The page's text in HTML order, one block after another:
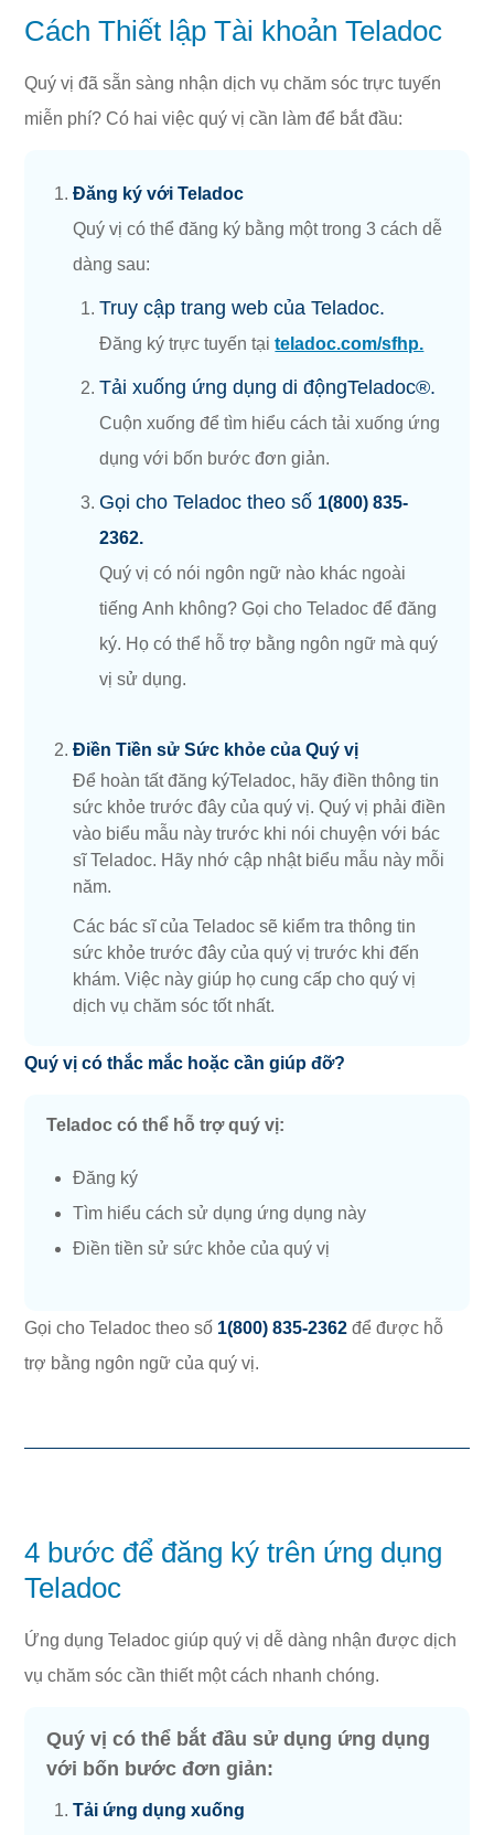
Cách Thiết lập Tài khoản Teladoc
Quý vị đã sẵn sàng nhận dịch vụ chăm sóc trực tuyến
miễn phí? Có hai việc quý vị cần làm để bắt đầu:
Đăng ký với Teladoc
Quý vị có thể đăng ký bằng một trong 3 cách dễ
dàng sau:
Truy cập trang web của Teladoc.
Đăng ký trực tuyến tạiteladoc.com/sfhp.
Tải xuống ứng dụng di độngTeladoc®.
Cuộn xuống để tìm hiểu cách tải xuống ứng
dụng với bốn bước đơn giản.
Gọi cho Teladoc theo số 1(800) 835-
2362.
Quý vị có nói ngôn ngữ nào khác ngoài
tiếng Anh không? Gọi cho Teladoc để đăng
ký. Họ có thể hỗ trợ bằng ngôn ngữ mà quý
vị sử dụng.
Điền Tiền sử Sức khỏe của Quý vị
Để hoàn tất đăng kýTeladoc, hãy điền thông tin
sức khỏe trước đây của quý vị. Quý vị phải điền
vào biểu mẫu này trước khi nói chuyện với bác
sĩ Teladoc. Hãy nhớ cập nhật biểu mẫu này mỗi
năm.
Các bác sĩ của Teladoc sẽ kiểm tra thông tin
sức khỏe trước đây của quý vị trước khi đến
khám. Việc này giúp họ cung cấp cho quý vị
dịch vụ chăm sóc tốt nhất.
Quý vị có thắc mắc hoặc cần giúp đỡ?
Teladoc có thể hỗ trợ quý vị:
Đăng ký
Tìm hiểu cách sử dụng ứng dụng này
Điền tiền sử sức khỏe của quý vị
Gọi cho Teladoc theo số 1(800) 835-2362 để được hỗ
trợ bằng ngôn ngữ của quý vị.
4 bước để đăng ký trên ứng dụng
Teladoc
Ứng dụng Teladoc giúp quý vị dễ dàng nhận được dịch
vụ chăm sóc cần thiết một cách nhanh chóng.
Quý vị có thể bắt đầu sử dụng ứng dụng
với bốn bước đơn giản:
Tải ứng dụng xuống